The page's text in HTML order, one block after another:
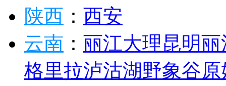
陕西 ： 西安
云南 ： 丽江大理昆明丽
格里拉泸沽湖野象谷